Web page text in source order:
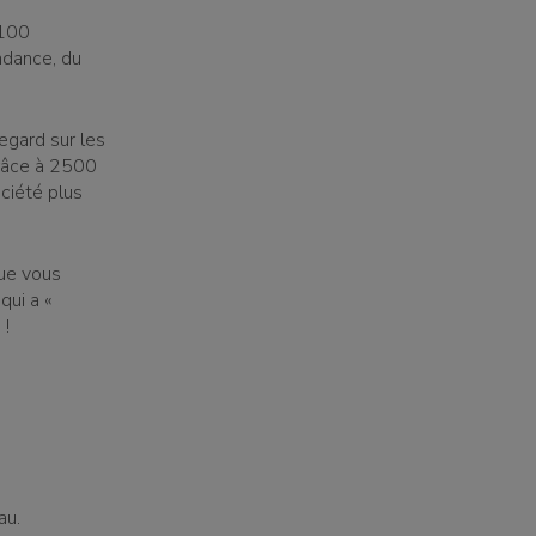
du
sur les
à 2500
plus
vous
a «